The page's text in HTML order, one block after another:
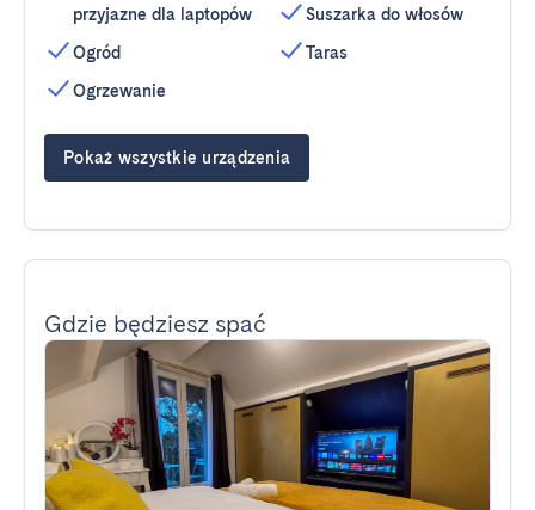
przyjazne dla laptopów
Ogród
Ogrzewanie
Suszarka do włosów
Taras
Pokaż wszystkie urządzenia
Gdzie będziesz spać